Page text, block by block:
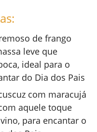
de frango
leve que
ideal para o
do Dia dos Pais
com maracujá
aquele toque
para encantar o